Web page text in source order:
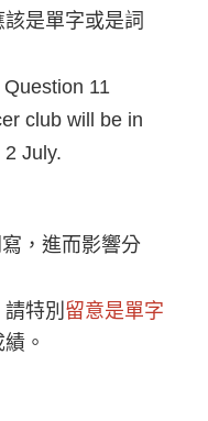
是單字或是詞
Question 11
club will be in
July.
，進而影響分
特別 留意是單字
。